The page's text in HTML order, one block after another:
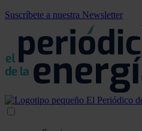
Suscríbete a nuestra Newsletter